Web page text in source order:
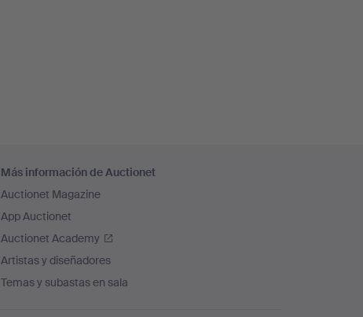
Más información de Auctionet
Auctionet Magazine
App Auctionet
Auctionet Academy
Artistas y diseñadores
Temas y subastas en sala